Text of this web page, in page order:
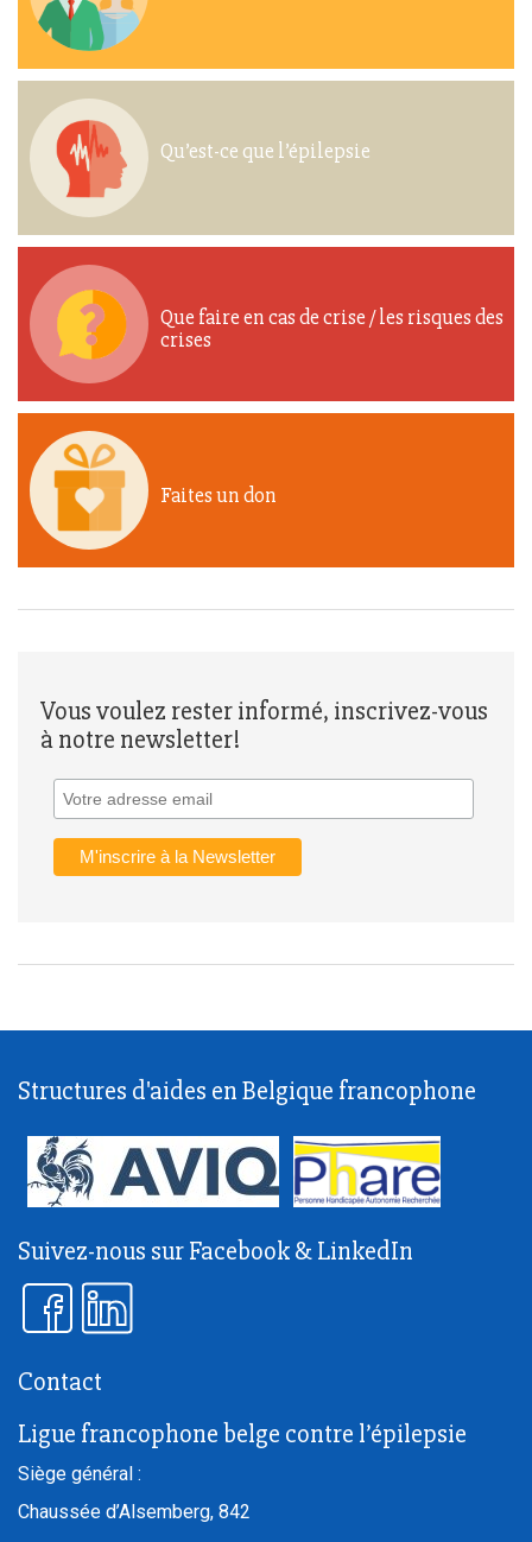
Qu’est-ce que l’épilepsie
Que faire en cas de crise / les risques des
crises
Faites un don
Vous voulez rester informé, inscrivez-vous
à notre newsletter!
Structures d'aides en Belgique francophone
Suivez-nous sur Facebook & LinkedIn
Contact
Ligue francophone belge contre l’épilepsie
Siège général :
Chaussée d’Alsemberg, 842